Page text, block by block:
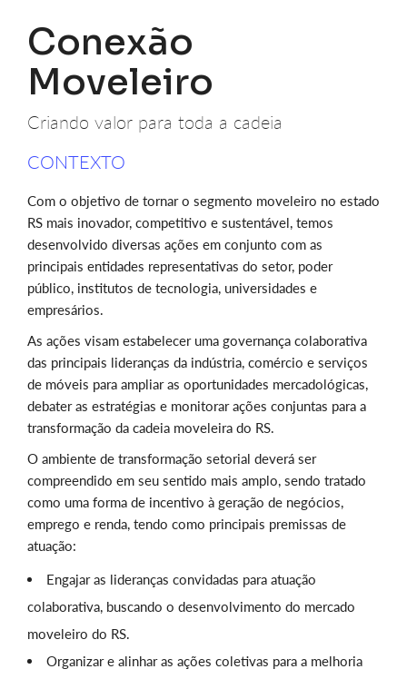
Conexão
Moveleiro
Criando valor para toda a cadeia
CONTEXTO
Com o objetivo de tornar o segmento moveleiro no estado
RS mais inovador, competitivo e sustentável, temos
desenvolvido diversas ações em conjunto com as
principais entidades representativas do setor, poder
público, institutos de tecnologia, universidades e
empresários.
As ações visam estabelecer uma governança colaborativa
das principais lideranças da indústria, comércio e serviços
de móveis para ampliar as oportunidades mercadológicas,
debater as estratégias e monitorar ações conjuntas para a
transformação da cadeia moveleira do RS.
O ambiente de transformação setorial deverá ser
compreendido em seu sentido mais amplo, sendo tratado
como uma forma de incentivo à geração de negócios,
emprego e renda, tendo como principais premissas de
atuação:
Engajar as lideranças convidadas para atuação
colaborativa, buscando o desenvolvimento do mercado
moveleiro do RS.
Organizar e alinhar as ações coletivas para a melhoria